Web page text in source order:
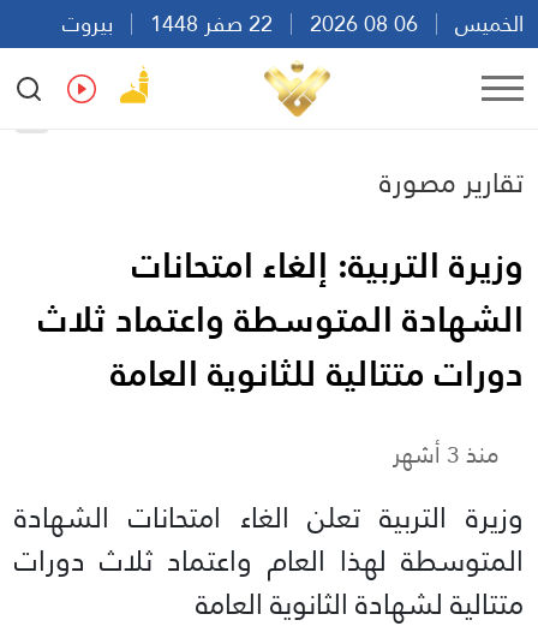
الخميس
بيروت
20:45
Ar
تقارير مصورة
وزيرة التربية: إلغاء امتحانات
الشهادة المتوسطة واعتماد ثلاث
دورات متتالية للثانوية العامة
منذ 3 أشهر
وزيرة التربية تعلن الغاء امتحانات الشهادة
المتوسطة لهذا العام واعتماد ثلاث دورات
متتالية لشهادة الثانوية العامة